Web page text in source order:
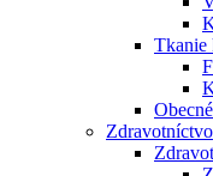
Tkanie
Zdravotníctvo